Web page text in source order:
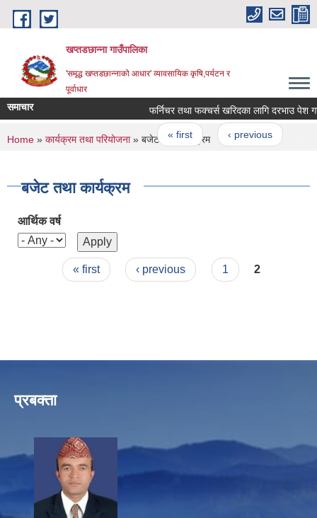
Skip to main content
खप्तडछान्ना गाउँपालिका
'समृद्ध खप्तडछान्नाको आधार' व्यावसायिक कृषि,पर्यटन र
पूर्वाधार
समाचार फर्निचर तथा फक्चर्स खरिदका लागि दरभाउ पेश गर्ने
Pages
« first ‹ previous
You are here
Home » कार्यक्रम तथा परियोजना» बजेट तथा कार्यक्रम
बजेट तथा कार्यक्रम
आर्थिक वर्ष
Pages« first ‹ previous 1 2
प्रबक्ता